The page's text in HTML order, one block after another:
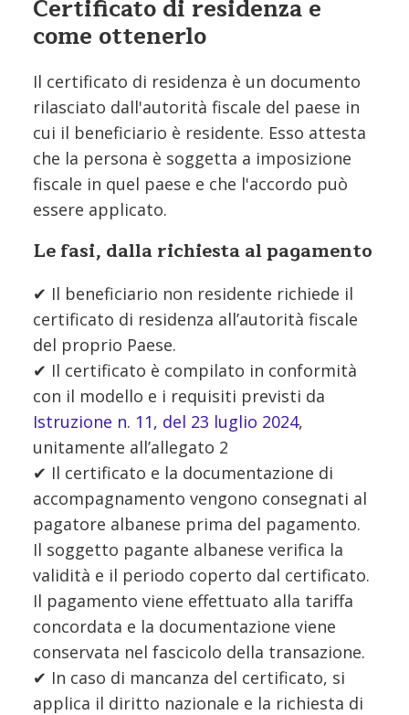
Certificato di residenza e
come ottenerlo
Il certificato di residenza è un documento
rilasciato dall'autorità fiscale del paese in
cui il beneficiario è residente. Esso attesta
che la persona è soggetta a imposizione
fiscale in quel paese e che l'accordo può
essere applicato.
Le fasi, dalla richiesta al pagamento
✔ Il beneficiario non residente richiede il
certificato di residenza all’autorità fiscale
del proprio Paese.
✔ Il certificato è compilato in conformità
con il modello e i requisiti previsti da
Istruzione n. 11, del 23 luglio 2024,
unitamente all’allegato 2
✔ Il certificato e la documentazione di
accompagnamento vengono consegnati al
pagatore albanese prima del pagamento.
Il soggetto pagante albanese verifica la
validità e il periodo coperto dal certificato.
Il pagamento viene effettuato alla tariffa
concordata e la documentazione viene
conservata nel fascicolo della transazione.
✔ In caso di mancanza del certificato, si
applica il diritto nazionale e la richiesta di